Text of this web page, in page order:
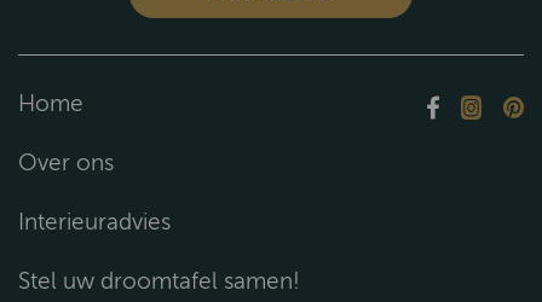
Home
Over ons
Interieuradvies
Stel uw droomtafel samen!